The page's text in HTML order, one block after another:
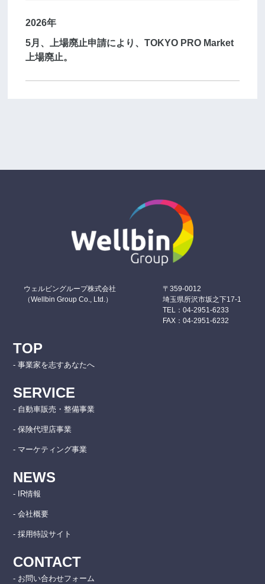
2026年
5月、上場廃止申請により、TOKYO PRO Market
上場廃止。
ウェルビングループ株式会社
（Wellbin Group Co., Ltd.）
〒359-0012
埼玉県所沢市坂之下17-1
TEL：04-2951-6233
FAX：04-2951-6232
TOP
- 事業家を志すあなたへ
SERVICE
- 自動車販売・整備事業
- 保険代理店事業
- マーケティング事業
NEWS
- IR情報
- 会社概要
- 採用特設サイト
CONTACT
- お問い合わせフォーム